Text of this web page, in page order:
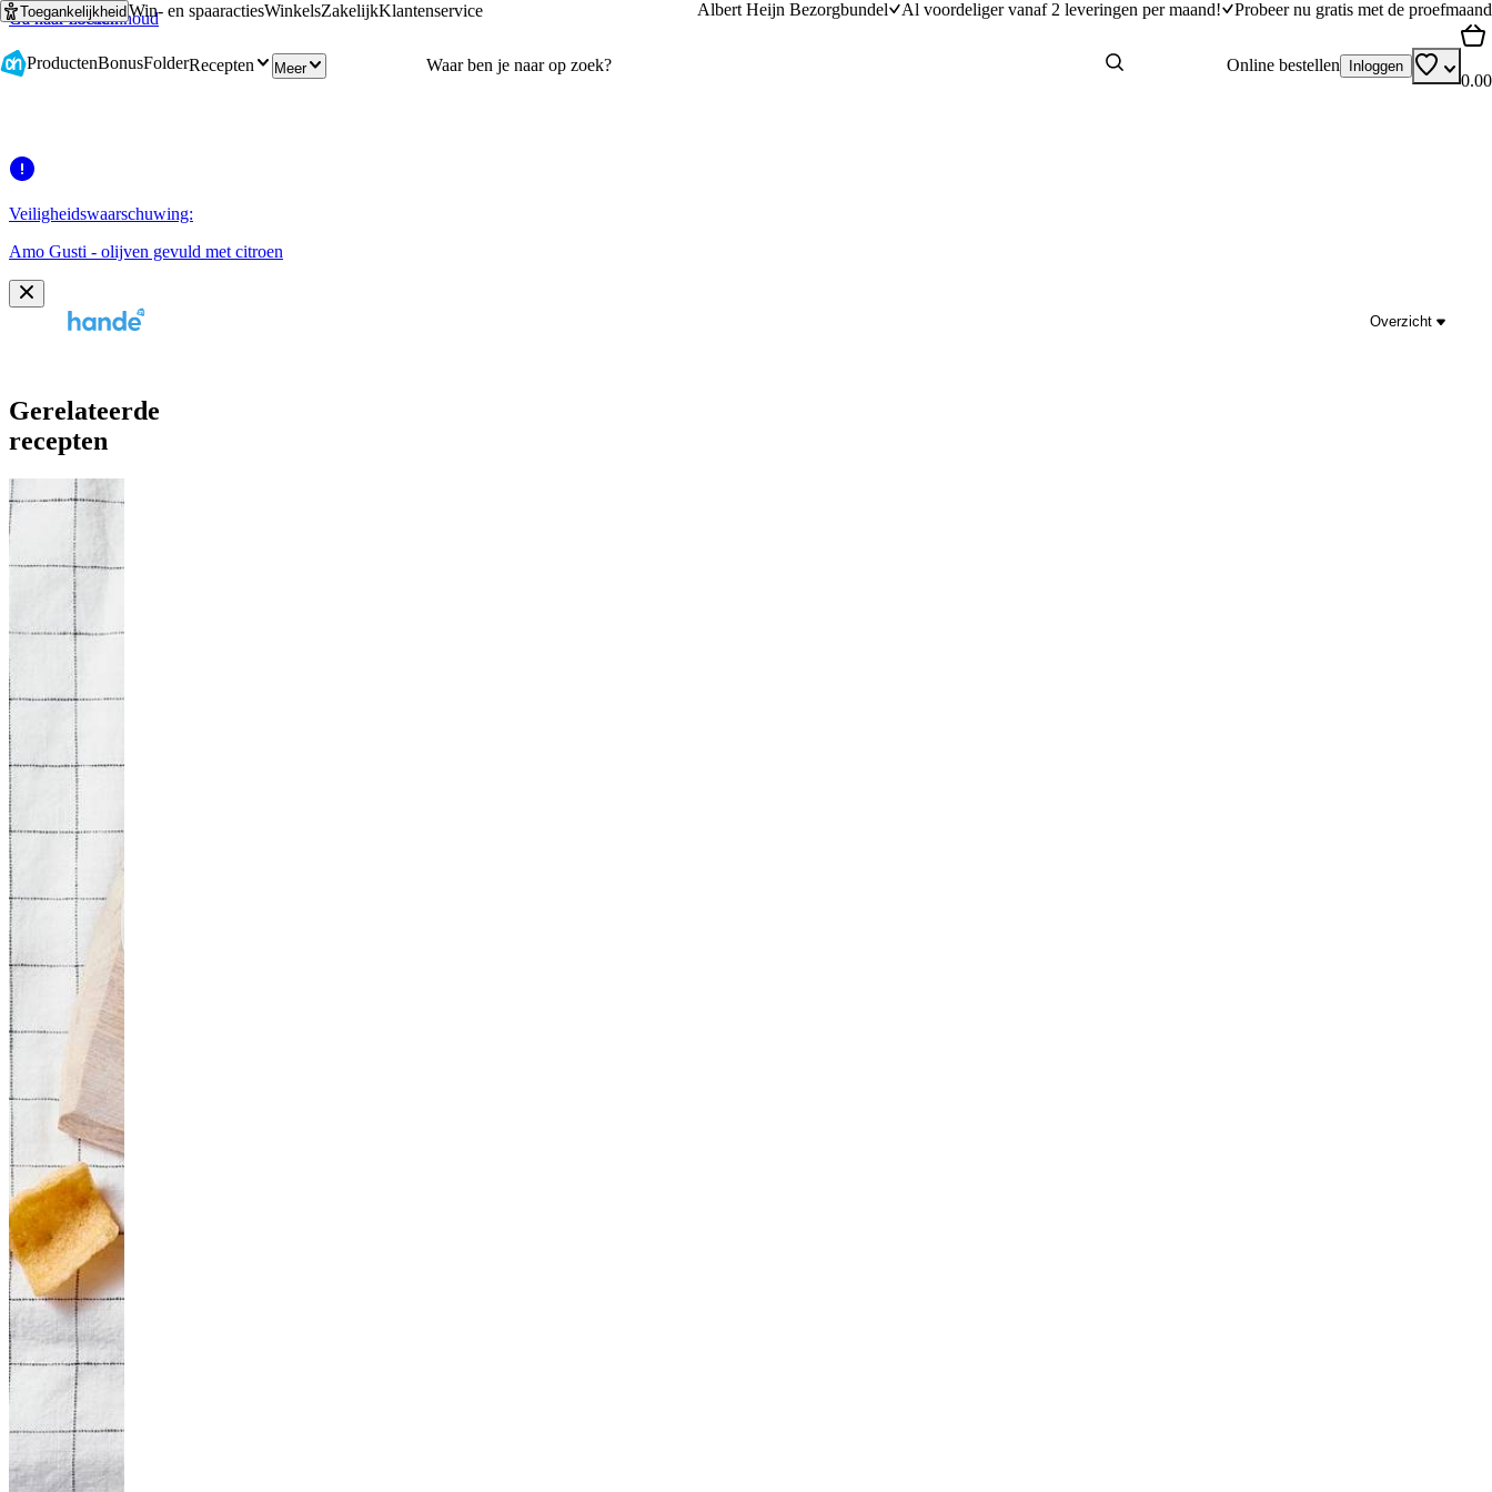
Ga naar hoofdinhoud
Ga naar zoeken
ToegankelijkheidWin- en spaaractiesWinkelsZakelijkKlantenservice Albert Heijn Bezorgbundel Al voordeliger vanaf 2 leveringen per maand! Probeer nu gratis met de proefmaand
ProductenBonusFolderRecepten Meer Online bestellen Inloggen
0.00
Veiligheidswaarschuwing:
Amo Gusti - olijven gevuld met citroen
Overzicht
Gerelateerde
recepten